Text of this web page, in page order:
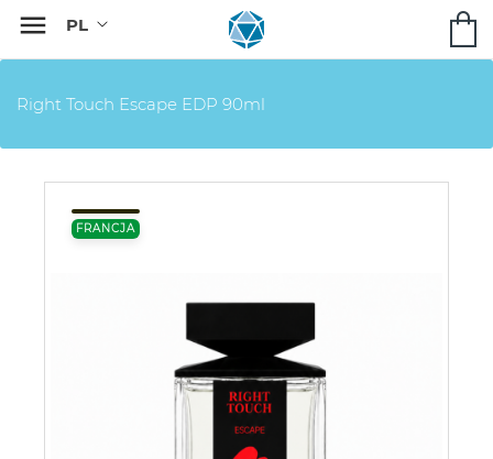

Right Touch Escape EDP 90ml
FRANCJA